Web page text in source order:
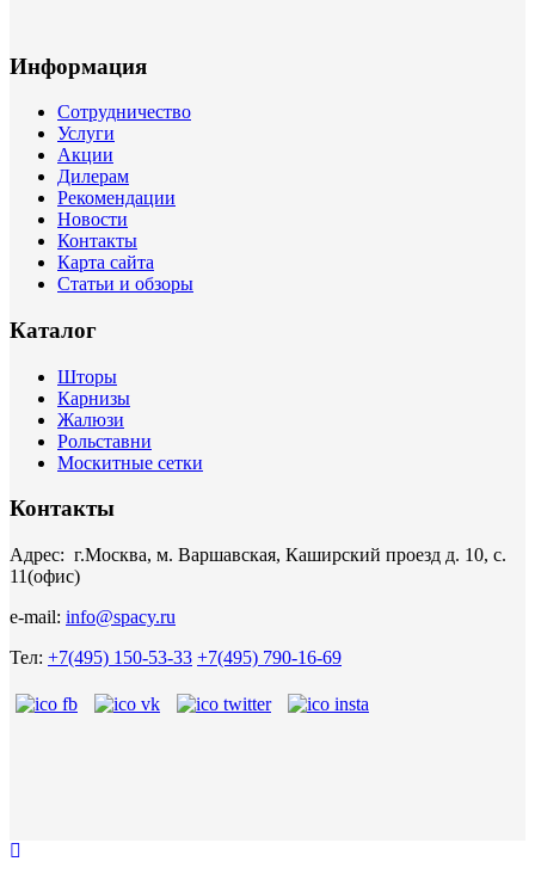
Информация
Сотрудничество
Услуги
Акции
Дилерам
Рекомендации
Новости
Контакты
Карта сайта
Статьи и обзоры
Каталог
Шторы
Карнизы
Жалюзи
Рольставни
Москитные сетки
Контакты
Адрес: г.Москва, м. Варшавская, Каширский проезд д. 10, с.
11(офис)
e-mail: info@spacy.ru
Тел: +7(495) 150-53-33 +7(495) 790-16-69